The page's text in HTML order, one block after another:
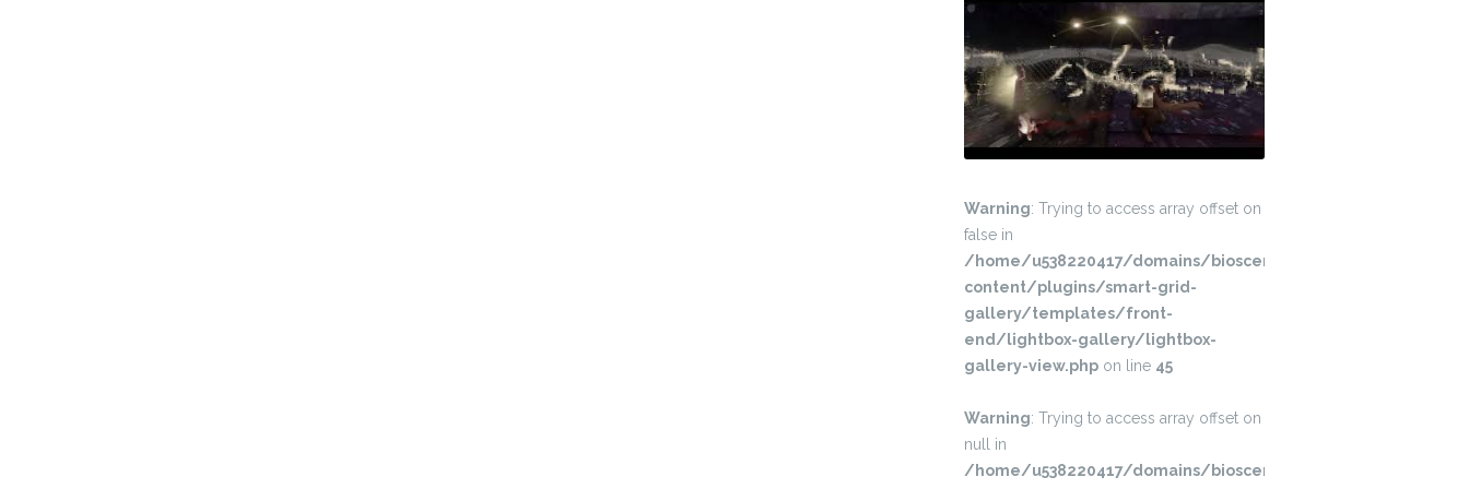
Warning: Trying to access array offset on
false in
/home/u538220417/domains/bioscenica.mx/public_html/wp-
content/plugins/smart-grid-
gallery/templates/front-
end/lightbox-gallery/lightbox-
gallery-view.php on line 45
Warning: Trying to access array offset on
null in
/home/u538220417/domains/bioscenica.mx/public_html/wp-